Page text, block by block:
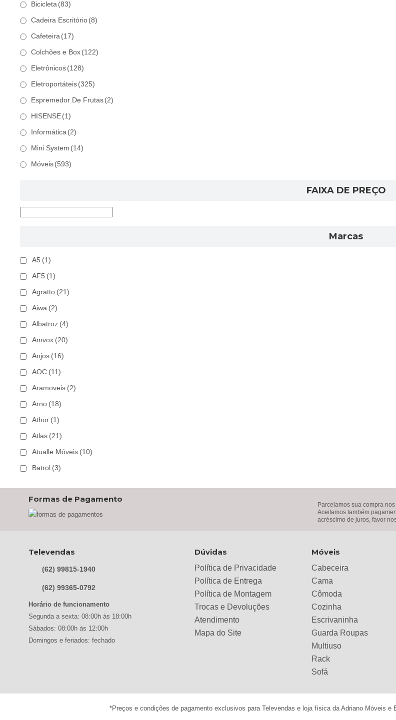
Bicicleta (83)
Cadeira Escritório (8)
Cafeteira (17)
Colchões e Box (122)
Eletrônicos (128)
Eletroportáteis (325)
Espremedor De Frutas (2)
HISENSE (1)
Informática (2)
Mini System (14)
Móveis (593)
FAIXA DE PREÇO
Marcas
A5 (1)
AF5 (1)
Agratto (21)
Aiwa (2)
Albatroz (4)
Amvox (20)
Anjos (16)
AOC (11)
Aramoveis (2)
Arno (18)
Athor (1)
Atlas (21)
Atualle Móveis (10)
Batrol (3)
Belaflex (1)
Bem Estar Clima (2)
Benetil (18)
Braslar
Brastemp (20)
Britânia (52)
Canaã Moveis (0)
Formas de Pagamento
Parcelamos sua compra
Aceitamos também
acréscimo de juros, favor
Televendas
(62) 99815-1940
(62) 99365-0792
Horário de funcionamento
Segunda a sexta: 08:00h às 18:00h
Sábados: 08:00h às 12:00h
Domingos e feriados: fechado
Dúvidas
Política de Privacidade
Política de Entrega
Política de Montagem
Trocas e Devoluções
Atendimento
Mapa do Site
Móveis
Cabeceira
Cama
Cômoda
Cozinha
Escrivaninha
Guarda Roupas
Multiuso
Rack
Sofá
*Preços e condições de pagamento exclusivos para Televendas e loja física da Adriano Móveis e